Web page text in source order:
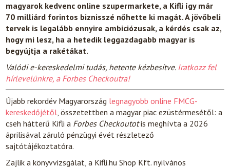
magyarok kedvenc online szupermarkete, a Kifli így már
70 milliárd forintos biznisszé nőhette ki magát. A jövőbeli
tervek is legalább ennyire ambiciózusak, a kérdés csak az,
hogy mi lesz, ha a hetedik leggazdagabb magyar is
begyújtja a rakétákat.
Valódi e-kereskedelmi tudás, hetente kézbesítve. Iratkozz fel
hírlevelünkre, a Forbes Checkoutra!
Újabb rekordév Magyarország legnagyobb online FMCG-
kereskedőjétől, összetettben a magyar piac ezüstérmesétől: a
cseh hátterű Kifli a Forbes Checkoutotis meghívta a 2026
áprilisával záruló pénzügyi évét részletező
sajtótájékoztatóra.
Zajlik a könyvvizsgálat, a Kifli.hu Shop Kft. nyilvános